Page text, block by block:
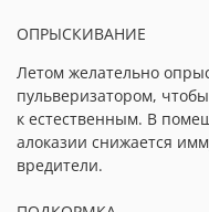
ОПРЫСКИВАНИЕ
Летом желательно
пульверизатором,
к естественным. В
алоказии снижается
вредители.